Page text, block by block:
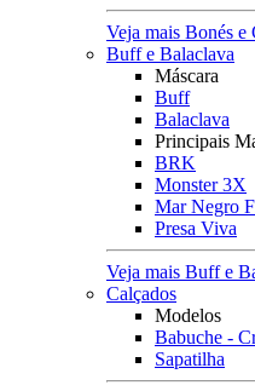
Veja mais Bonés e
Buff e Balaclava
Máscara
Buff
Balaclava
Principais
BRK
Monster 3X
Mar Negro
Presa Viva
Veja mais Buff e
Calçados
Modelos
Babuche -
Sapatilha